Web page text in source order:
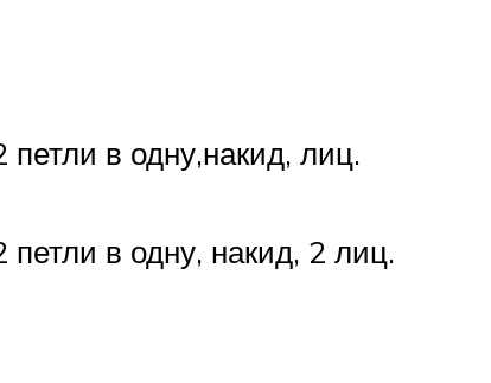
петли в одну,накид, лиц.
петли в одну, накид, 2 лиц.